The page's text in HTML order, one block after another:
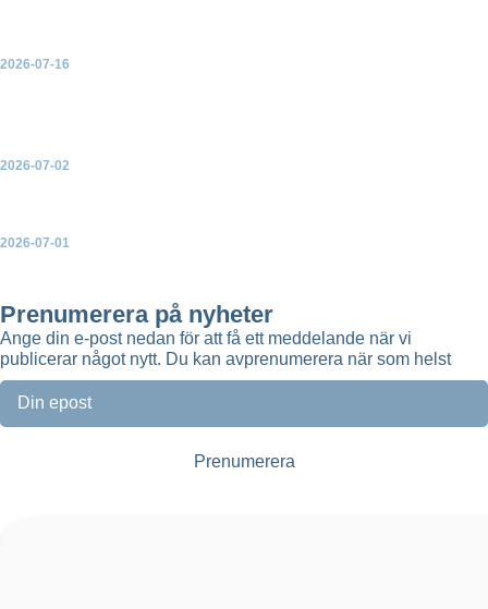
2026-07-16
2026-07-02
2026-07-01
Prenumerera på nyheter
Ange din e-post nedan för att få ett meddelande när vi
publicerar något nytt. Du kan avprenumerera när som helst